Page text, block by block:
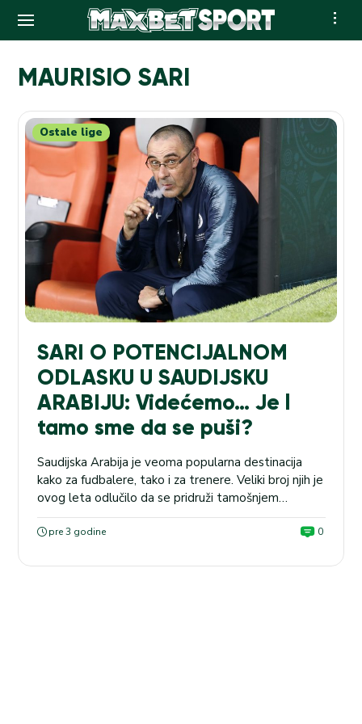
content
MAURISIO SARI
Ostale lige
SARI O POTENCIJALNOM
ODLASKU U SAUDIJSKU
ARABIJU: Videćemo… Je l
tamo sme da se puši?
Saudijska Arabija je veoma popularna destinacija
kako za fudbalere, tako i za trenere. Veliki broj njih je
ovog leta odlučilo da se pridruži tamošnjem
prvenstvu, a Maurisio Sari je izneo uslove pod kojim
bi se i on otisnuo put Bliskog istoka. LIGA 1: PSŽ –
iznosi...
pre 3 godine 0